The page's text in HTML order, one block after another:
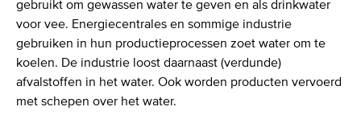
gebruikt om gewassen water te geven en als drinkwater
voor vee. Energiecentrales en sommige industrie
gebruiken in hun productieprocessen zoet water om te
koelen. De industrie loost daarnaast (verdunde)
afvalstoffen in het water. Ook worden producten vervoerd
met schepen over het water.